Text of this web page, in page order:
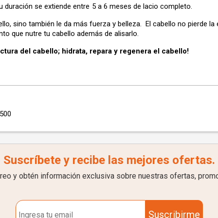
duración se extiende entre 5 a 6 meses de lacio completo.
sino también le da más fuerza y belleza. El cabello no pierde
que nutre tu cabello además de alisarlo.
del cabello; hidrata, repara y regenera el cabello!
Suscríbete y recibe las mejores ofertas.
y obtén información exclusiva sobre nuestras ofertas,
Suscribirme